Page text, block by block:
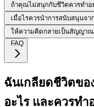
ถ้าคุณไม่สนุกกับชีวิตควรทำอ
เมื่อไรควรนำการสนับสนุนจา
ให้ความคิดกลายเป็นสัญญา
FAQ
ฉันเกลียดชีวิตขอ
อะไร และควรทำ